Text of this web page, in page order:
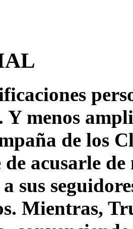
Y menos
de los
acusarle
sus
Mientras,